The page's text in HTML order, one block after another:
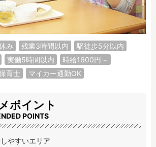
み 残業3時間以内
駅徒歩5分以内
実働5時間以内
時給1600円～
育士 マイカー通勤OK
ポイント
POINTS
やすいエリア
看護師
その他
私立認可保育園
幼稚園
事業所内保育所
児童館
ター
児童発達支援事業所